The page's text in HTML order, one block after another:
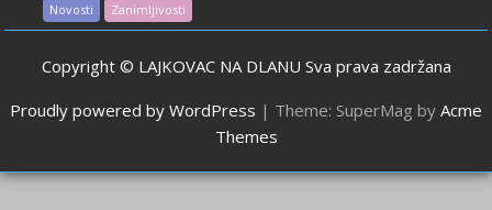
Novosti Zanimljivosti
Copyright © LAJKOVAC NA DLANU Sva prava zadržana
Proudly powered by WordPress | Theme: SuperMag by Acme
Themes